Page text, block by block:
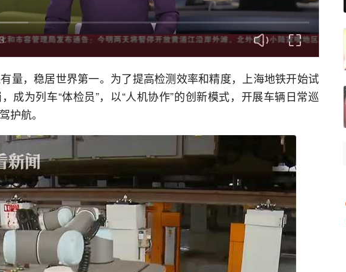
量，稳居世界第一。为了提高检测效率和精度，上海地铁开始试
成为列车“体检员”，以“人机协作”的创新模式，开展车辆日常巡
护航。